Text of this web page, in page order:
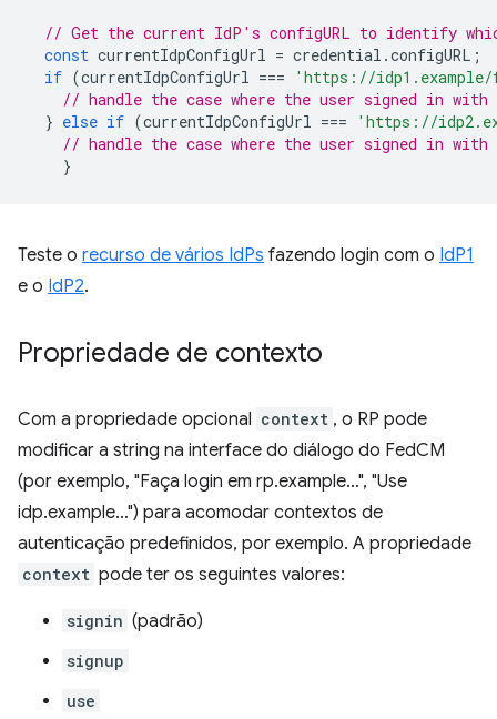
// Get the current IdP's configURL to identify
const currentIdpConfigUrl = credential .configURL ;
if (currentIdpConfigUrl ===
'https://
// handle the case where the user signed in with
} else if (currentIdpConfigUrl ===
'https://
// handle the case where the user signed in with
}
Teste o recurso de vários IdPs fazendo login com o IdP1
e o IdP2.
Propriedade de contexto
Com a propriedade opcional context , o RP pode
modificar a string na interface do diálogo do FedCM
(por exemplo, "Faça login em rp.example…", "Use
idp.example…") para acomodar contextos de
autenticação predefinidos, por exemplo. A propriedade
context pode ter os seguintes valores:
signin (padrão)
signup
use